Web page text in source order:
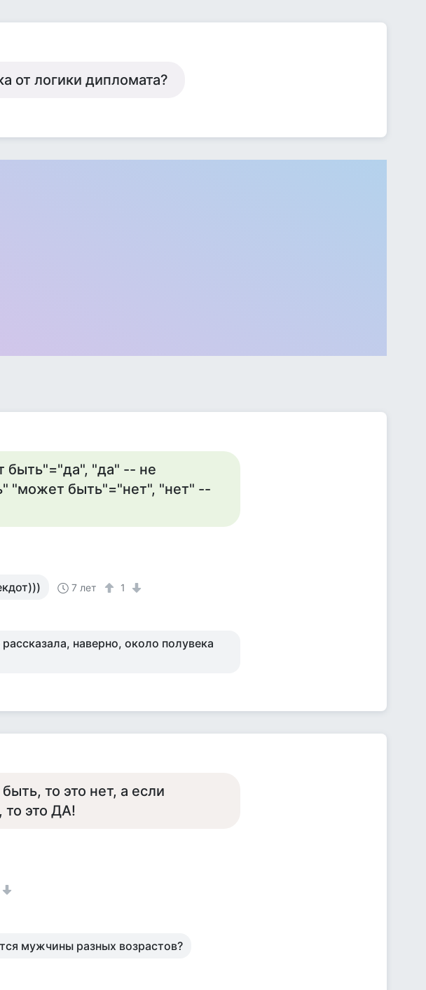
от логики дипломата?
"да" -- не
"может быть"="нет", "нет" --
7 лет 1
наверно, около полувека
то это нет, а если
это ДА!
мужчины разных возрастов?